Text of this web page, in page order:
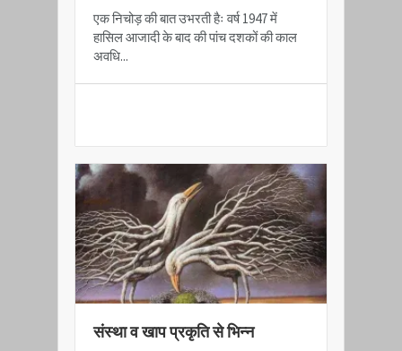
एक निचोड़ की बात उभरती हैः वर्ष 1947 में
हासिल आजादी के बाद की पांच दशकों की काल
अवधि...
संस्था व खाप प्रकृति से भिन्न